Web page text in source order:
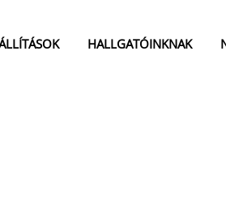
HALLGATÓINKNAK